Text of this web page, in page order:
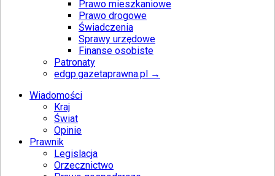
Prawo mieszkaniowe
Prawo drogowe
Świadczenia
Sprawy urzędowe
Finanse osobiste
Patronaty
edgp.gazetaprawna.pl →
Wiadomości
Kraj
Świat
Opinie
Prawnik
Legislacja
Orzecznictwo